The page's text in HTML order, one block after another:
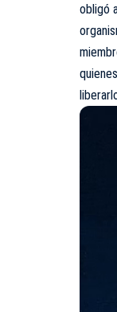
obligó